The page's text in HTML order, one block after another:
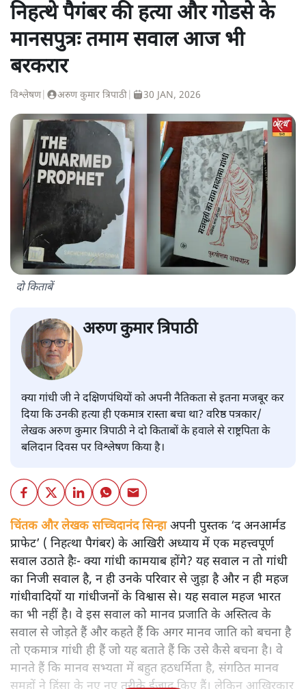
निहत्थे पैगंबर की हत्या और गोडसे के
मानसपुत्रः तमाम सवाल आज भी
बरकरार
विश्लेषण| अरुण कुमार त्रिपाठी 30 JAN, 2026
दो किताबें
अरुण कुमार त्रिपाठी
क्या गांधी जी ने दक्षिणपंथियों को अपनी नैतिकता से इतना मजबूर कर
दिया कि उनकी हत्या ही एकमात्र रास्ता बचा था? वरिष्ठ पत्रकार/
लेखक अरुण कुमार त्रिपाठी ने दो किताबों के हवाले से राष्ट्रपिता के
बलिदान दिवस पर विश्लेषण किया है।
चिंतक और लेखक सच्चिदानंद सिन्हाअपनी पुस्तक ‘द अनआर्मड
प्राफेट’ ( निहत्था पैगंबर) के आखिरी अध्याय में एक महत्त्वपूर्ण
सवाल उठाते हैः- क्या गांधी कामयाब होंगे? यह सवाल न तो गांधी
का निजी सवाल है, न ही उनके परिवार से जुड़ा है और न ही महज
गांधीवादियों या गांधीजनों के विश्वास से। यह सवाल महज भारत
का भी नहीं है। वे इस सवाल को मानव प्रजाति के अस्तित्व के
सवाल से जोड़ते हैं और कहते हैं कि अगर मानव जाति को बचना है
तो एकमात्र गांधी ही हैं जो यह बताते हैं कि उसे कैसे बचना है। वे
मानते हैं कि मानव सभ्यता में बहुत हठधर्मिता है, संगठित मानव